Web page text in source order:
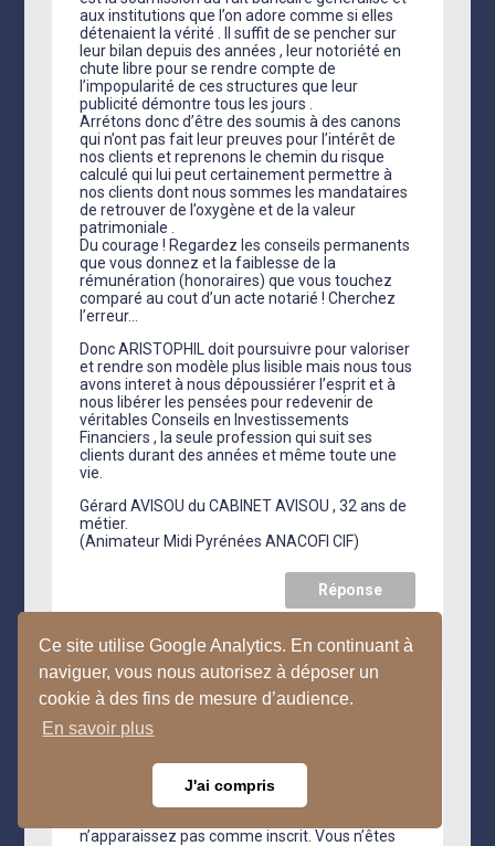
Ce site utilise Google Analytics. En continuant à
naviguer, vous nous autorisez à déposer un
cookie à des fins de mesure d’audience.
En savoir plus
J'ai compris
aux institutions que l’on adore comme si elles
détenaient la vérité . Il suffit de se pencher sur
leur bilan depuis des années , leur notoriété en
chute libre pour se rendre compte de
l’impopularité de ces structures que leur
publicité démontre tous les jours .
Arrétons donc d’être des soumis à des canons
qui n’ont pas fait leur preuves pour l’intérêt de
nos clients et reprenons le chemin du risque
calculé qui lui peut certainement permettre à
nos clients dont nous sommes les mandataires
de retrouver de l’oxygène et de la valeur
patrimoniale .
Du courage ! Regardez les conseils permanents
que vous donnez et la faiblesse de la
rémunération (honoraires) que vous touchez
comparé au cout d’un acte notarié ! Cherchez
l’erreur…
Donc ARISTOPHIL doit poursuivre pour valoriser
et rendre son modèle plus lisible mais nous tous
avons interet à nous dépoussiérer l’esprit et à
nous libérer les pensées pour redevenir de
véritables Conseils en Investissements
Financiers , la seule profession qui suit ses
clients durant des années et même toute une
vie.
Gérard AVISOU du CABINET AVISOU , 32 ans de
métier.
(Animateur Midi Pyrénées ANACOFI CIF)
Réponse
min
Je viens de vérifier sur le site de l’ORIAS si vous
étiez répertorié comme CIF : (conseil en
n’apparaissez pas comme inscrit. Vous n’êtes